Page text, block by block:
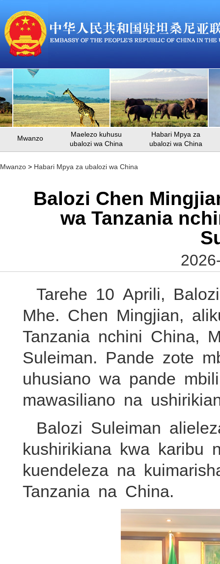
Mwanzo
Maelezo kuhusu
ubalozi wa China
Habari Mpya za
ubalozi wa China
Mwanzo > Habari Mpya za ubalozi wa China
Balozi Chen
wa Tanzania
Tarehe 10 Aprili,
Mhe. Chen Mingjian,
Tanzania nchini China,
Suleiman. Pande zote
uhusiano wa pande
mawasiliano na
Balozi Suleiman
kushirikiana kwa
kuendeleza na
Tanzania na China.